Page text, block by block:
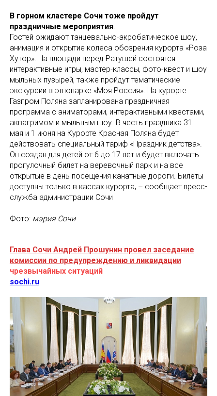
В горном кластере Сочи тоже пройдут
праздничные мероприятия.
Гостей ожидают танцевально-акробатическое шоу,
анимация и открытие колеса обозрения курорта «Роза
Хутор». На площади перед Ратушей состоятся
интерактивные игры, мастер-классы, фото-квест и шоу
мыльных пузырей, также пройдут тематические
экскурсии в этнопарке «Моя Россия». На курорте
Газпром Поляна запланирована праздничная
программа с аниматорами, интерактивными квестами,
аквагримом и мыльным шоу. В честь праздника 31
мая и 1 июня на Курорте Красная Поляна будет
действовать специальный тариф «Праздник детства».
Он создан для детей от 6 до 17 лет и будет включать
прогулочный билет на веревочный парк и на все
открытые в день посещения канатные дороги. Билеты
доступны только в кассах курорта, – сообщает пресс-
служба администрации Сочи
Фото: мэрия Сочи
Глава Сочи Андрей Прошунин провел заседание
комиссии по предупреждению и ликвидации
чрезвычайных ситуаций
sochi.ru